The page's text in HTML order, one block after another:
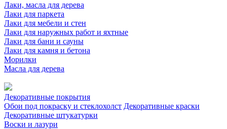
Лаки, масла для дерева
Лаки для паркета
Лаки для мебели и стен
Лаки для наружных работ и яхтные
Лаки для бани и сауны
Лаки для камня и бетона
Морилки
Масла для дерева
Декоративные покрытия
Обои под покраску и стеклохолст Декоративные краски
Декоративные штукатурки
Воски и лазури